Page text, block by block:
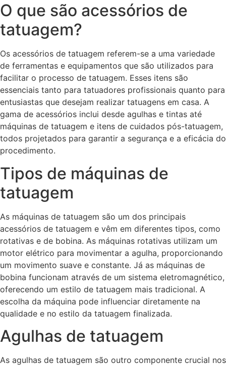
O que são acessórios de
tatuagem?
Os acessórios de tatuagem referem-se a uma variedade
de ferramentas e equipamentos que são utilizados para
facilitar o processo de tatuagem. Esses itens são
essenciais tanto para tatuadores profissionais quanto para
entusiastas que desejam realizar tatuagens em casa. A
gama de acessórios inclui desde agulhas e tintas até
máquinas de tatuagem e itens de cuidados pós-tatuagem,
todos projetados para garantir a segurança e a eficácia do
procedimento.
Tipos de máquinas de
tatuagem
As máquinas de tatuagem são um dos principais
acessórios de tatuagem e vêm em diferentes tipos, como
rotativas e de bobina. As máquinas rotativas utilizam um
motor elétrico para movimentar a agulha, proporcionando
um movimento suave e constante. Já as máquinas de
bobina funcionam através de um sistema eletromagnético,
oferecendo um estilo de tatuagem mais tradicional. A
escolha da máquina pode influenciar diretamente na
qualidade e no estilo da tatuagem finalizada.
Agulhas de tatuagem
As agulhas de tatuagem são outro componente crucial nos